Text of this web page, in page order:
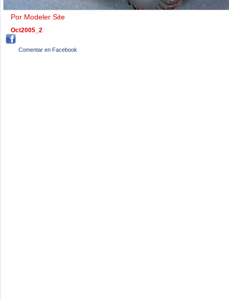
Por Modeler Site
Oct2005_2
Comentar en Facebook